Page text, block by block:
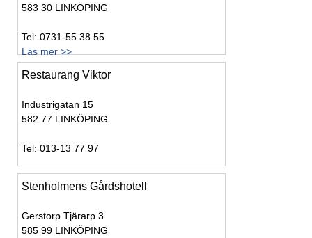
583 30 LINKÖPING
Tel: 0731-55 38 55
Läs mer >>
Restaurang Viktor
Industrigatan 15
582 77 LINKÖPING
Tel: 013-13 77 97
Stenholmens Gårdshotell
Gerstorp Tjärarp 3
585 99 LINKÖPING